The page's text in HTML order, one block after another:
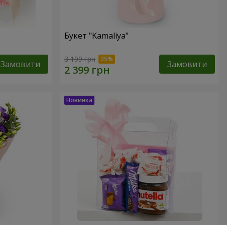
Замовити
Букет "Kamaliya"
3 199 грн Замовити